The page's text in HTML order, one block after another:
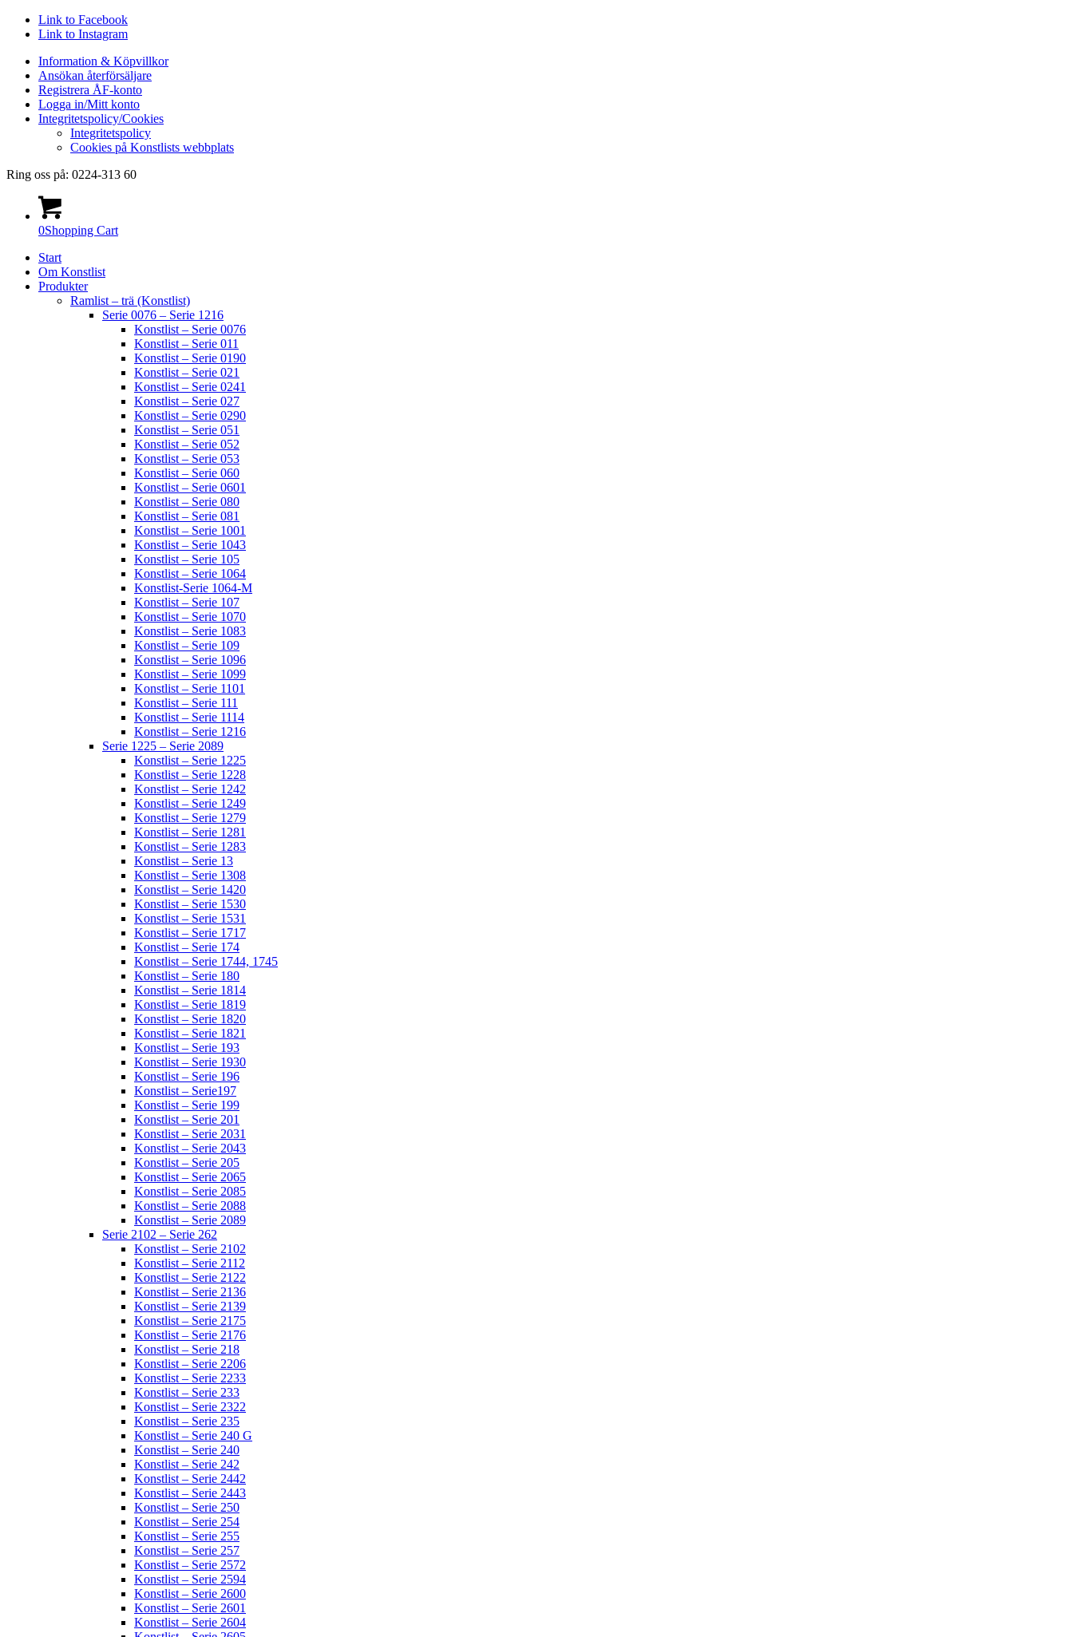
Link to Facebook
Link to Instagram
Information & Köpvillkor
Ansökan återförsäljare
Registrera ÅF-konto
Logga in/Mitt konto
Integritetspolicy/Cookies
Integritetspolicy
Cookies på Konstlists webbplats
Ring oss på: 0224-313 60
0Shopping Cart
Start
Om Konstlist
Produkter
Ramlist – trä (Konstlist)
Serie 0076 – Serie 1216
Konstlist – Serie 0076
Konstlist – Serie 011
Konstlist – Serie 0190
Konstlist – Serie 021
Konstlist – Serie 0241
Konstlist – Serie 027
Konstlist – Serie 0290
Konstlist – Serie 051
Konstlist – Serie 052
Konstlist – Serie 053
Konstlist – Serie 060
Konstlist – Serie 0601
Konstlist – Serie 080
Konstlist – Serie 081
Konstlist – Serie 1001
Konstlist – Serie 1043
Konstlist – Serie 105
Konstlist – Serie 1064
Konstlist-Serie 1064-M
Konstlist – Serie 107
Konstlist – Serie 1070
Konstlist – Serie 1083
Konstlist – Serie 109
Konstlist – Serie 1096
Konstlist – Serie 1099
Konstlist – Serie 1101
Konstlist – Serie 111
Konstlist – Serie 1114
Konstlist – Serie 1216
Serie 1225 – Serie 2089
Konstlist – Serie 1225
Konstlist – Serie 1228
Konstlist – Serie 1242
Konstlist – Serie 1249
Konstlist – Serie 1279
Konstlist – Serie 1281
Konstlist – Serie 1283
Konstlist – Serie 13
Konstlist – Serie 1308
Konstlist – Serie 1420
Konstlist – Serie 1530
Konstlist – Serie 1531
Konstlist – Serie 1717
Konstlist – Serie 174
Konstlist – Serie 1744, 1745
Konstlist – Serie 180
Konstlist – Serie 1814
Konstlist – Serie 1819
Konstlist – Serie 1820
Konstlist – Serie 1821
Konstlist – Serie 193
Konstlist – Serie 1930
Konstlist – Serie 196
Konstlist – Serie197
Konstlist – Serie 199
Konstlist – Serie 201
Konstlist – Serie 2031
Konstlist – Serie 2043
Konstlist – Serie 205
Konstlist – Serie 2065
Konstlist – Serie 2085
Konstlist – Serie 2088
Konstlist – Serie 2089
Serie 2102 – Serie 262
Konstlist – Serie 2102
Konstlist – Serie 2112
Konstlist – Serie 2122
Konstlist – Serie 2136
Konstlist – Serie 2139
Konstlist – Serie 2175
Konstlist – Serie 2176
Konstlist – Serie 218
Konstlist – Serie 2206
Konstlist – Serie 2233
Konstlist – Serie 233
Konstlist – Serie 2322
Konstlist – Serie 235
Konstlist – Serie 240 G
Konstlist – Serie 240
Konstlist – Serie 242
Konstlist – Serie 2442
Konstlist – Serie 2443
Konstlist – Serie 250
Konstlist – Serie 254
Konstlist – Serie 255
Konstlist – Serie 257
Konstlist – Serie 2572
Konstlist – Serie 2594
Konstlist – Serie 2600
Konstlist – Serie 2601
Konstlist – Serie 2604